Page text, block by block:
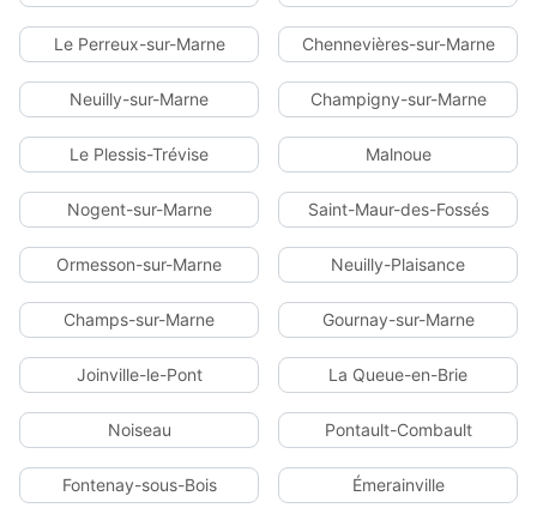
Le Perreux-sur-Marne Chennevières-sur-Marne
Neuilly-sur-Marne Champigny-sur-Marne
Le Plessis-Trévise Malnoue
Nogent-sur-Marne Saint-Maur-des-Fossés
Ormesson-sur-Marne Neuilly-Plaisance
Champs-sur-Marne Gournay-sur-Marne
Joinville-le-Pont La Queue-en-Brie
Noiseau Pontault-Combault
Fontenay-sous-Bois Émerainville